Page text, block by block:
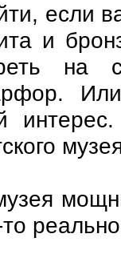
если
и
на